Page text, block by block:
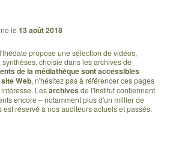
le13 août 2018
propose une sélection de vidéos,
choisie dans les archives de
de la médiathèque sont accessibles
Web, n'hésitez pas à référencer ces pages
Lesarchivesde l'Institut contiennent
encore – notamment plus d'un millier de
est réservé à nos auditeurs actuels et passés.